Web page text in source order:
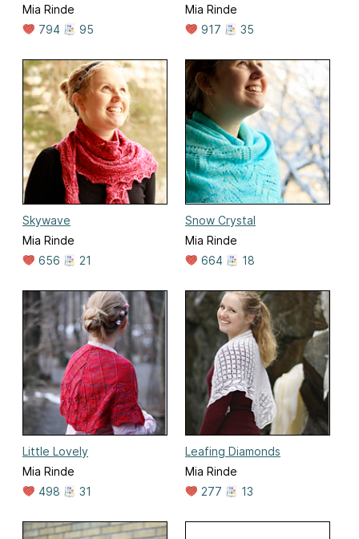
Mia Rinde
794
95
Mia Rinde
917
35
Skywave
Mia Rinde
656
21
Snow Crystal
Mia Rinde
664
18
Little Lovely
Mia Rinde
498
31
Leafing Diamonds
Mia Rinde
277
13